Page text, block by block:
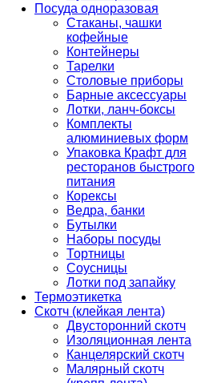
Посуда одноразовая
Стаканы, чашки
кофейные
Контейнеры
Тарелки
Столовые приборы
Барные аксессуары
Лотки, ланч-боксы
Комплекты
алюминиевых форм
Упаковка Крафт для
ресторанов быстрого
питания
Корексы
Ведра, банки
Бутылки
Наборы посуды
Тортницы
Соусницы
Лотки под запайку
Термоэтикетка
Скотч (клейкая лента)
Двусторонний скотч
Изоляционная лента
Канцелярский скотч
Малярный скотч